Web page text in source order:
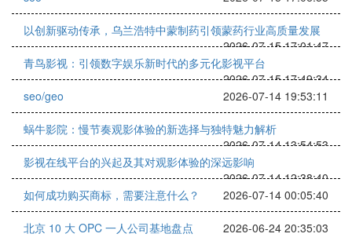
以创新驱动传承，乌兰浩特中蒙制药引领蒙药行业高质量发展
2026-07-15 17:01:47
青鸟影视：引领数字娱乐新时代的多元化影视平台
2026-07-15 17:49:34
seo/geo
2026-07-14 19:53:11
蜗牛影院：慢节奏观影体验的新选择与独特魅力解析
2026-07-14 13:54:53
影视在线平台的兴起及其对观影体验的深远影响
2026-07-14 12:38:40
如何成功购买商标，需要注意什么？
2026-07-14 00:05:40
北京 10 大 OPC 一人公司基地盘点 2026-06-24 20:35:03